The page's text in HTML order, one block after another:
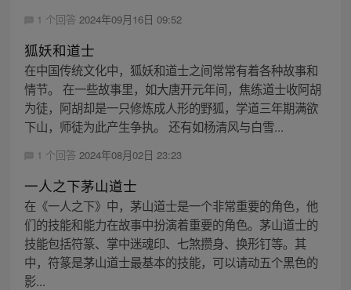
1 个回答 2024年09月16日 09:52
狐妖和道士
在中国传统文化中，狐妖和道士之间常常有着各种故事和
情节。 在一些故事里，如大唐开元年间，焦练道士收阿胡
为徒，阿胡却是一只修炼成人形的野狐，学道三年期满欲
下山，师徒为此产生争执。 还有如杨清风与白雪...
1 个回答 2024年08月02日 23:23
一人之下茅山道士
在《一人之下》中，茅山道士是一个非常重要的角色，他
们的技能和能力在故事中扮演着重要的角色。茅山道士的
技能包括符篆、掌中迷魂印、七煞攒身、换形钉等。其
中，符篆是茅山道士最基本的技能，可以请动五个黑色的
影...